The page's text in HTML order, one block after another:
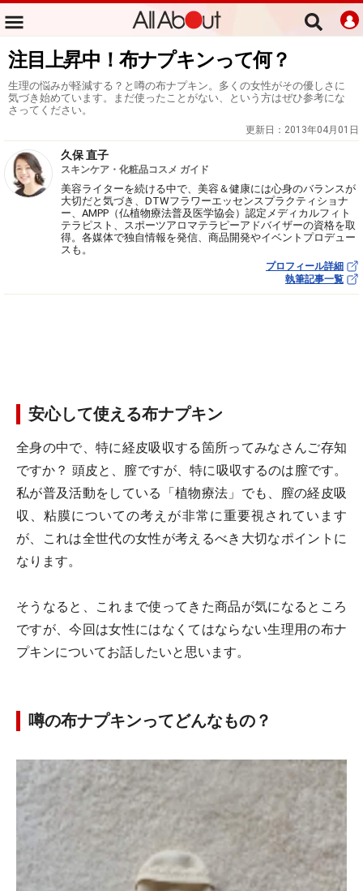
注目上昇中！布ナプキンって何？
生理の悩みが軽減する？と噂の布ナプキン。多くの女性がその優しさに
気づき始めています。まだ使ったことがない、という方はぜひ参考にな
さってください。
更新日： 2013年04月01日
久保 直子
スキンケア・化粧品コスメ ガイド
美容ライターを続ける中で、美容＆健康には心身のバランスが
大切だと気づき、DTWフラワーエッセンスプラクティショナ
ー、AMPP（仏植物療法普及医学協会）認定メディカルフィト
テラピスト、スポーツアロマテラピーアドバイザーの資格を取
得。各媒体で独自情報を発信、商品開発やイベントプロデュー
スも。
プロフィール詳細
執筆記事一覧
安心して使える布ナプキン
全身の中で、特に経皮吸収する箇所ってみなさんご存知
ですか？ 頭皮と、膣ですが、特に吸収するのは膣です。
私が普及活動をしている「植物療法」でも、膣の経皮吸
収、粘膜についての考えが非常に重要視されています
が、これは全世代の女性が考えるべき大切なポイントに
なります。
そうなると、これまで使ってきた商品が気になるところ
ですが、今回は女性にはなくてはならない生理用の布ナ
プキンについてお話したいと思います。
噂の布ナプキンってどんなもの？